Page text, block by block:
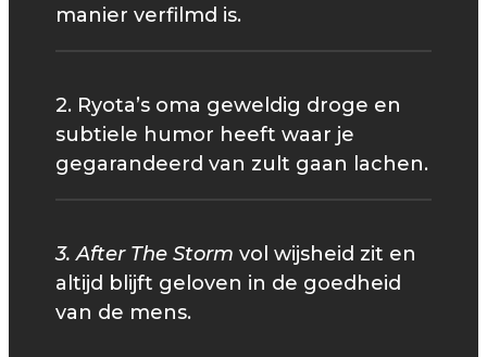
manier verfilmd is.
2. Ryota’s oma geweldig droge en
subtiele humor heeft waar je
gegarandeerd van zult gaan lachen.
3. After The Storm vol wijsheid zit en
altijd blijft geloven in de goedheid
van de mens.